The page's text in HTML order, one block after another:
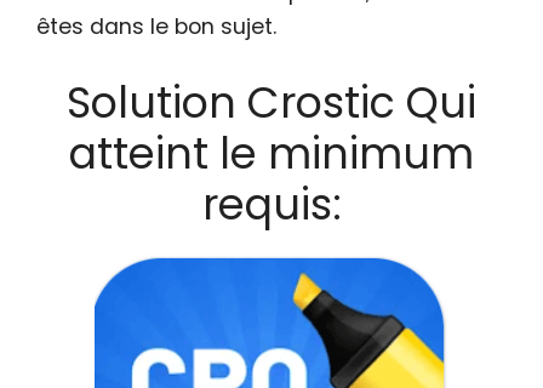
êtes dans le bon sujet.
Solution Crostic Qui
atteint le minimum
requis: